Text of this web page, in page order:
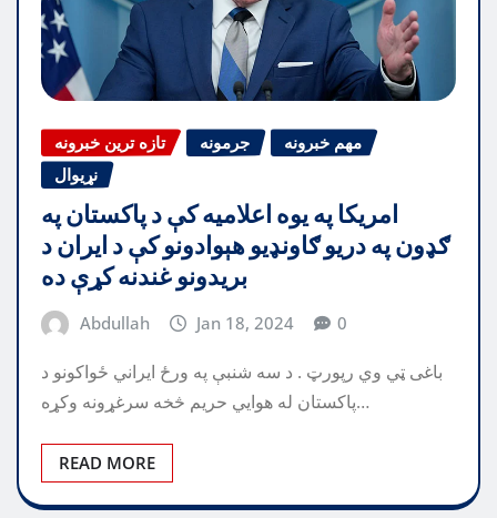
تازه ترین خبرونه جرمونه
مهم خبرونه
نړیوال
امریکا په یوه اعلامیه کې د پاکستان په
ګډون په دریو ګاونډیو هېوادونو کې د ایران د
بریدونو غندنه کړې ده
Abdullah Jan 18, 2024 0
باغی ټي وي رپورټ . د سه شنبې په ورځ ایراني ځواکونو د
پاکستان له هوايي حریم څخه سرغړونه وکړه…
READ MORE